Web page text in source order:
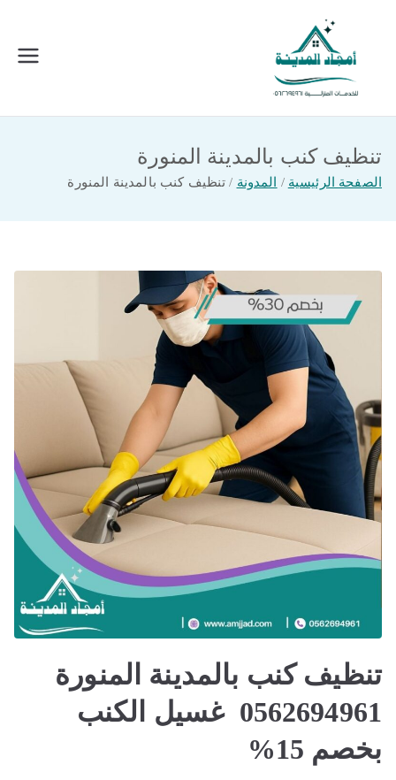
المحتوى
امجاد المدينة للخدمات المنزلية
تنظيف كنب بالمدينة المنورة
الصفحة الرئيسية المدونة تنظيف كنب بالمدينة المنورة
تنظيف كنب بالمدينة المنورة
0562694961 غسيل الكنب
بخصم 15%